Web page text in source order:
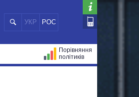
УКР РОС
Порівняння
політиків